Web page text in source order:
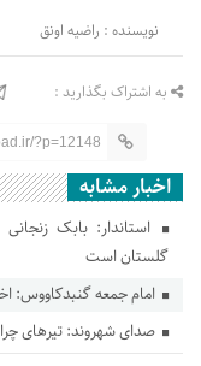
نویسنده : راضیه اونق
به اشتراک بگذارید :
?p=12148
اخبار مشابه
گلستان است
امام جمعه گنبدکاووس:
صدای شهروند: تیرهای